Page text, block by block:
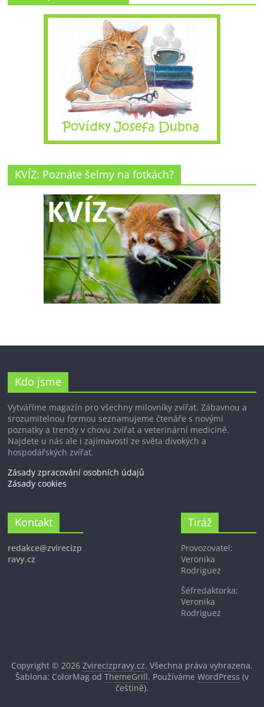
KVÍZ: Poznáte šelmy na fotkách?
Kdo jsme
Vytváříme magazín pro všechny milovníky zvířat. Zábavnou a
srozumitelnou formou seznamujeme čtenáře s novými
poznatky a trendy v chovu zvířat a veterinární medicíně.
Najdete u nás ale i zajímavosti ze světa divokých a
hospodářských zvířat.
Zásady zpracování osobních údajů
Zásady cookies
Kontakt
redakce@zvirecizp
ravy.cz
Tiráž
Provozovatel:
Veronika
Rodriguez
Šéfredaktorka:
Veronika
Rodriguez
Copyright © 2026 Zvirecizpravy.cz. Všechna práva vyhrazena.
Šablona: ColorMag od ThemeGrill. Používáme WordPress (v
češtině).